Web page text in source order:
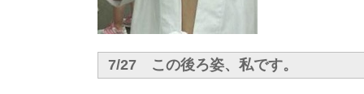
7/27 この後ろ姿、私です。